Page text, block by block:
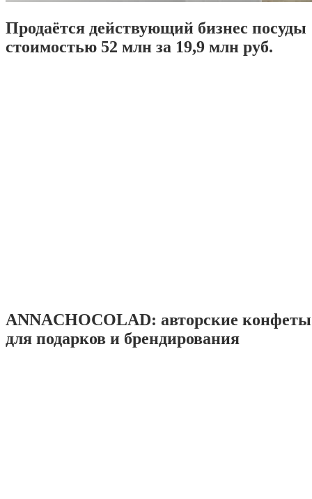
Продаётся действующий бизнес посуды
стоимостью 52 млн за 19,9 млн руб.
ANNACHOCOLAD: авторские
для подарков и брендирования